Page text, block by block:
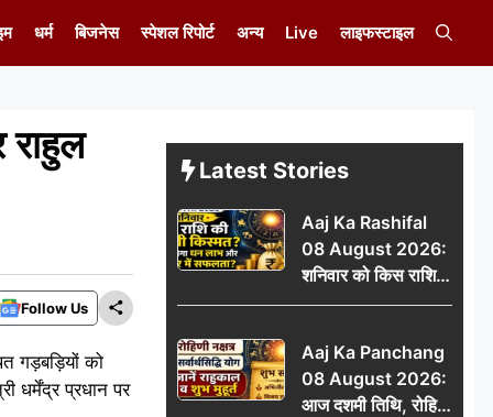
धर्म बिजनेस स्पेशल रिपोर्ट अन्य Live लाइफस्टाइल
राहुल
Follow Us
गड़बड़ियों को
धर्मेंद्र प्रधान पर
Latest Stories
Aaj Ka Rashifal
08 August 2026:
शनिवार को किस राशि
की चमकेगी किस्मत,
और करियर में सफलता?
Aaj Ka Panchang
08 August 2026:
आज दशमी तिथि, रोहिणी